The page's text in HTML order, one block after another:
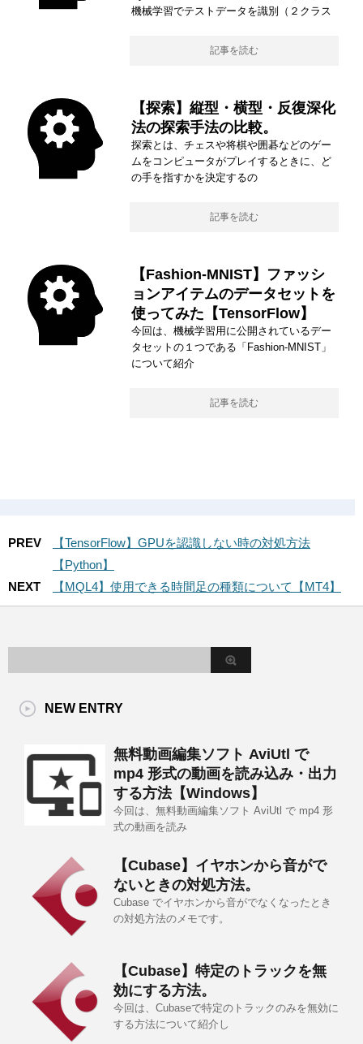
機械学習でテストデータを識別（２クラス
記事を読む
【探索】縦型・横型・反復深化
法の探索手法の比較。
探索とは、チェスや将棋や囲碁などのゲー
ムをコンピュータがプレイするときに、ど
の手を指すかを決定するの
記事を読む
【Fashion-MNIST】ファッシ
ョンアイテムのデータセットを
使ってみた【TensorFlow】
今回は、機械学習用に公開されているデー
タセットの１つである「Fashion-MNIST」
について紹介
記事を読む
PREV
【TensorFlow】GPUを認識しない時の対処方法
【Python】
NEXT
【MQL4】使用できる時間足の種類について【MT4】
NEW ENTRY
無料動画編集ソフト AviUtl で
mp4 形式の動画を読み込み・出力
する方法【Windows】
今回は、無料動画編集ソフト AviUtl で mp4 形
式の動画を読み
【Cubase】イヤホンから音がで
ないときの対処方法。
Cubase でイヤホンから音がでなくなったとき
の対処方法のメモです。
【Cubase】特定のトラックを無
効にする方法。
今回は、Cubaseで特定のトラックのみを無効に
する方法について紹介し